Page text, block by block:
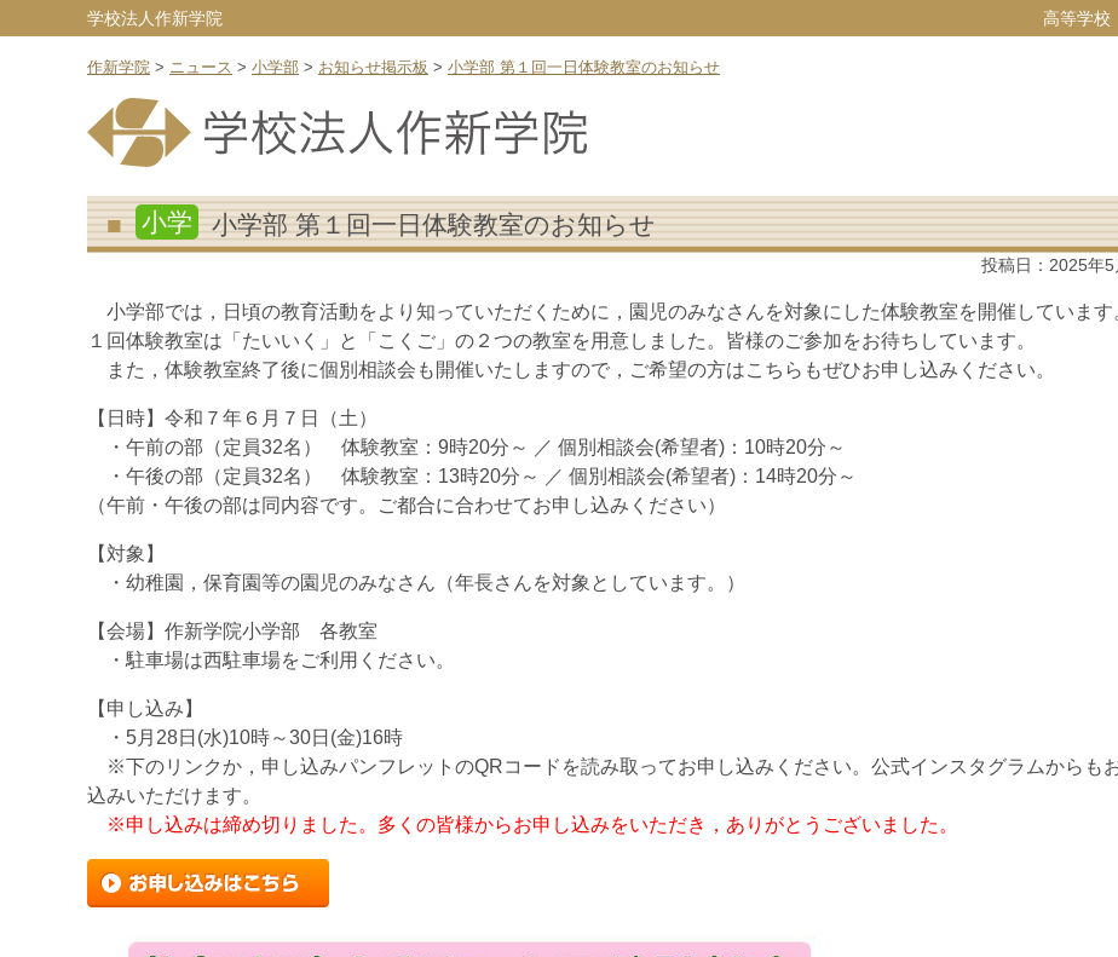
学校法人作新学院 高等学校
作新学院 > ニュース > 小学部 > お知らせ掲示板 > 小学部 第１回一日体験教室のお知らせ
小学 小学部 第１回一日体験教室のお知らせ
投稿日： 2025年5
小学部では，日頃の教育活動をより知っていただくために，園児のみなさんを対象にした体験教室を開催しています
１回体験教室は「たいいく」と「こくご」の２つの教室を用意しました。皆様のご参加をお待ちしています。
また，体験教室終了後に個別相談会も開催いたしますので，ご希望の方はこちらもぜひお申し込みください。
【日時】令和７年６月７日（土）
・午前の部（定員32名） 体験教室：9時20分～ ／ 個別相談会(希望者)：10時20分～
・午後の部（定員32名） 体験教室：13時20分～ ／ 個別相談会(希望者)：14時20分～
（午前・午後の部は同内容です。ご都合に合わせてお申し込みください）
【対象】
・幼稚園，保育園等の園児のみなさん（年長さんを対象としています。）
【会場】作新学院小学部 各教室
・駐車場は西駐車場をご利用ください。
【申し込み】
・5月28日(水)10時～30日(金)16時
※下のリンクか，申し込みパンフレットのQRコードを読み取ってお申し込みください。公式インスタグラムからも
込みいただけます。
※申し込みは締め切りました。多くの皆様からお申し込みをいただき，ありがとうございました。